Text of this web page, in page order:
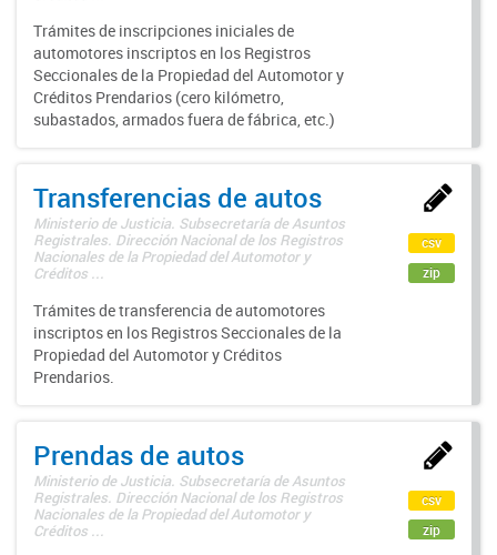
Trámites de inscripciones iniciales de
automotores inscriptos en los Registros
Seccionales de la Propiedad del Automotor y
Créditos Prendarios (cero kilómetro,
subastados, armados fuera de fábrica, etc.)
Transferencias de autos
Ministerio de Justicia. Subsecretaría de Asuntos
Registrales. Dirección Nacional de los Registros
Nacionales de la Propiedad del Automotor y
Créditos ...
Trámites de transferencia de automotores
inscriptos en los Registros Seccionales de la
Propiedad del Automotor y Créditos
Prendarios.
csv
zip
Prendas de autos
Ministerio de Justicia. Subsecretaría de Asuntos
Registrales. Dirección Nacional de los Registros
Nacionales de la Propiedad del Automotor y
Créditos ...
csv
zip